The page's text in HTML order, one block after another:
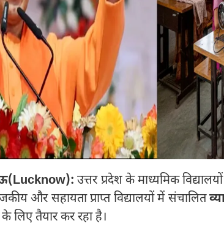
उत्तर प्रदेश के माध्यमिक
और सहायता प्राप्त विद्यालयों में संचालित
लिए तैयार कर रहा है।